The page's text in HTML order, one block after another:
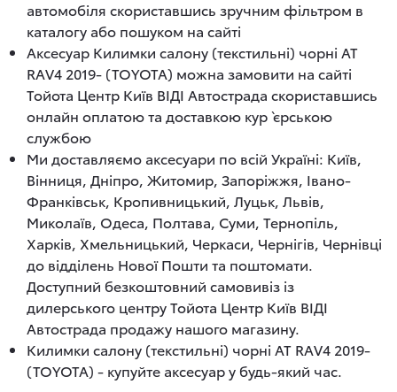
автомобіля скориставшись зручним фільтром в
каталогу або пошуком на сайті
Аксесуар Килимки салону (текстильні) чорні AT
RAV4 2019- (TOYOTA) можна замовити на сайті
Тойота Центр Київ ВІДІ Автострада скориставшись
онлайн оплатою та доставкою кур`єрською
службою
Ми доставляємо аксесуари по всій Україні: Київ,
Вінниця, Дніпро, Житомир, Запоріжжя, Івано-
Франківськ, Кропивницький, Луцьк, Львів,
Миколаїв, Одеса, Полтава, Суми, Тернопіль,
Харків, Хмельницький, Черкаси, Чернігів, Чернівці
до відділень Нової Пошти та поштомати.
Доступний безкоштовний самовивіз із
дилерського центру Тойота Центр Київ ВІДІ
Автострада продажу нашого магазину.
Килимки салону (текстильні) чорні AT RAV4 2019-
(TOYOTA) - купуйте аксесуар у будь-який час.